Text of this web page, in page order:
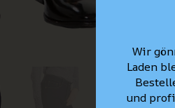
Wir
Laden
und